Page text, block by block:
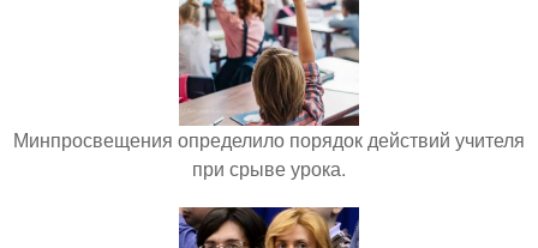
Минпросвещения определило порядок действий учителя
при срыве урока.